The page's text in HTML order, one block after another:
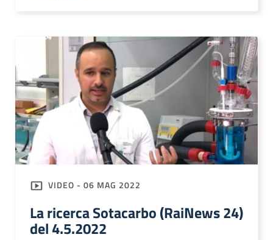
VIDEO - 06 MAG 2022
La ricerca Sotacarbo (RaiNews 24)
del 4.5.2022